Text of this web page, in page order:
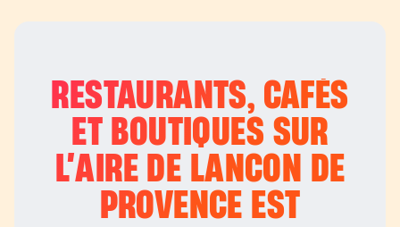
RESTAURANTS, CAFÉS
ET BOUTIQUES SUR
L’AIRE DE LANCON DE
PROVENCE EST